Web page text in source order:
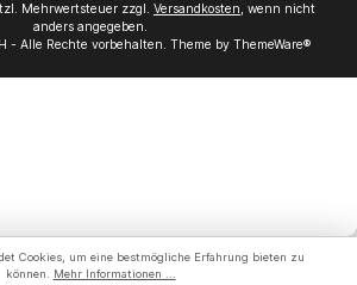
Mehrwertsteuer zzgl. Versandkosten, wenn nicht
anders angegeben.
- Alle Rechte vorbehalten. Theme by ThemeWare®
Cookies, um eine bestmögliche Erfahrung bieten zu
können.
Mehr Informationen ...